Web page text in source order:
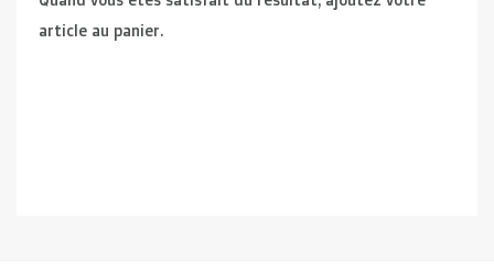
article au panier.